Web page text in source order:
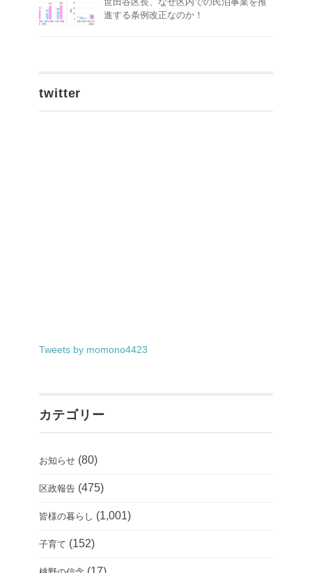
進する条例改正なのか！
twitter
Tweets by momono4423
カテゴリー
お知らせ (80)
区政報告 (475)
皆様の暮らし (1,001)
子育て (152)